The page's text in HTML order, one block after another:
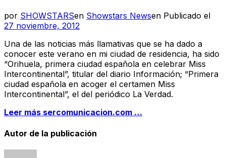
por SHOWSTARSen Showstars Newsen Publicado el
27 noviembre, 2012
Una de las noticias más llamativas que se ha dado a
conocer este verano en mi ciudad de residencia, ha sido
“Orihuela, primera ciudad española en celebrar Miss
Intercontinental”, titular del diario Información; “Primera
ciudad española en acoger el certamen Miss
Intercontinental”, el del periódico La Verdad.
Leer más sercomunicacion.com …
Autor de la publicación